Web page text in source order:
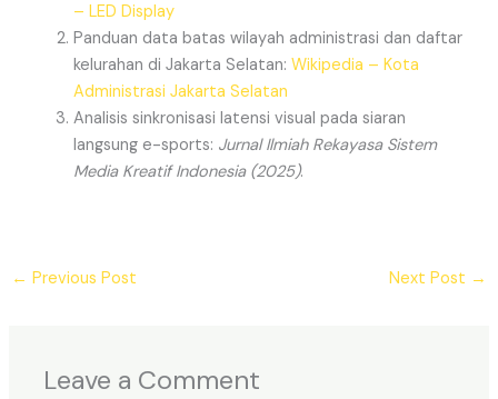
– LED Display
Panduan data batas wilayah administrasi dan daftar
kelurahan di Jakarta Selatan:Wikipedia – Kota
Administrasi Jakarta Selatan
Analisis sinkronisasi latensi visual pada siaran
langsung e-sports: Jurnal Ilmiah Rekayasa Sistem
Media Kreatif Indonesia (2025).
← Previous Post Next Post →
Leave a Comment